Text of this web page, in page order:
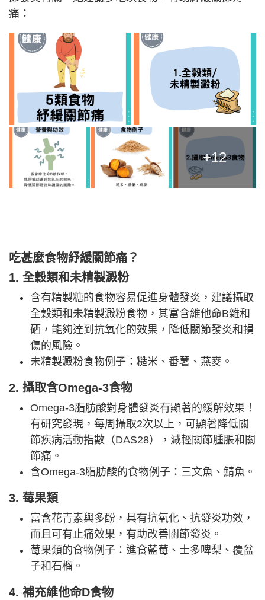
痛：
+12
吃甚麼食物紓緩關節痛？
1. 全穀類和未精製澱粉
含有精製糖的食物容易促進身體發炎，建議攝取
全穀類和未精製澱粉食物，其富含維他命B雜和
硒，能夠達到抗氧化的效果，降低關節發炎和損
傷的風險。
未精製澱粉食物例子：糙米、番薯、燕麥。
2. 攝取含Omega-3食物
Omega-3脂肪酸對身體發炎有顯著的緩解效果！
有研究發現，每周攝取2次以上，可顯著降低關
節疾病活動指數（DAS28），減輕關節腫脹和關
節痛。
含Omega-3脂肪酸的食物例子：三文魚、鯖魚。
3. 莓果類
富含花青素與多酚，具有抗氧化、抗發炎功效，
而且可有止痛效果，有助改善關節發炎。
莓果類的食物例子：進食藍莓、士多啤梨、覆盆
子和石榴。
4. 補充維他命D食物